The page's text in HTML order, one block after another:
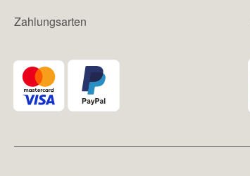
Zahlungsarten